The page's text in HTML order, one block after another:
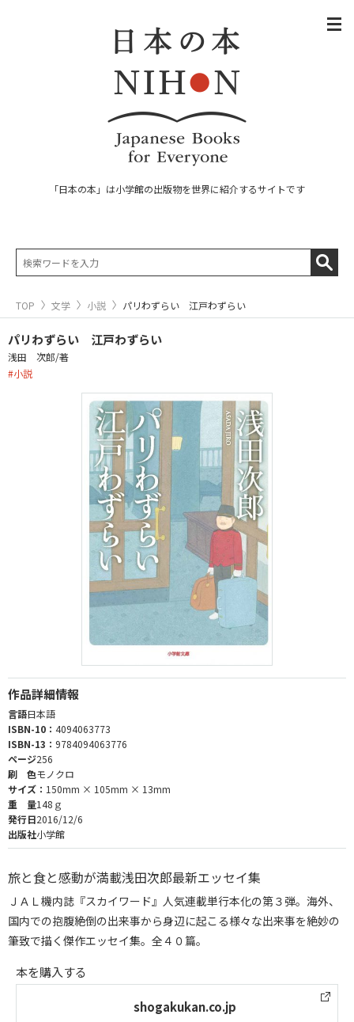
「日本の本」は小学館の出版物を世界に紹介するサイトです
TOP 文学 小説 パリわずらい 江戸わずらい
パリわずらい 江戸わずらい
浅田 次郎/著
#小説
作品詳細情報
言語日本語
ISBN-10： 4094063773
ISBN-13： 9784094063776
ページ256
刷 色モノクロ
サイズ： 150mm × 105mm × 13mm
重 量148ｇ
発行日2016/12/6
出版社小学館
旅と食と感動が満載浅田次郎最新エッセイ集
ＪＡＬ機内誌『スカイワード』人気連載単行本化の第３弾。海外、
国内での抱腹絶倒の出来事から身辺に起こる様々な出来事を絶妙の
筆致で描く傑作エッセイ集。全４０篇。
本を購入する
shogakukan.co.jp